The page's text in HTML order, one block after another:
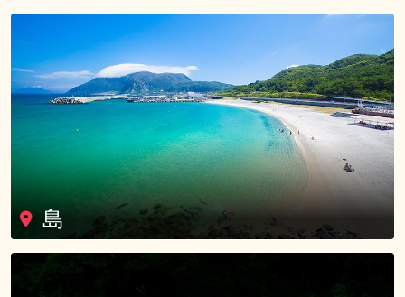
島